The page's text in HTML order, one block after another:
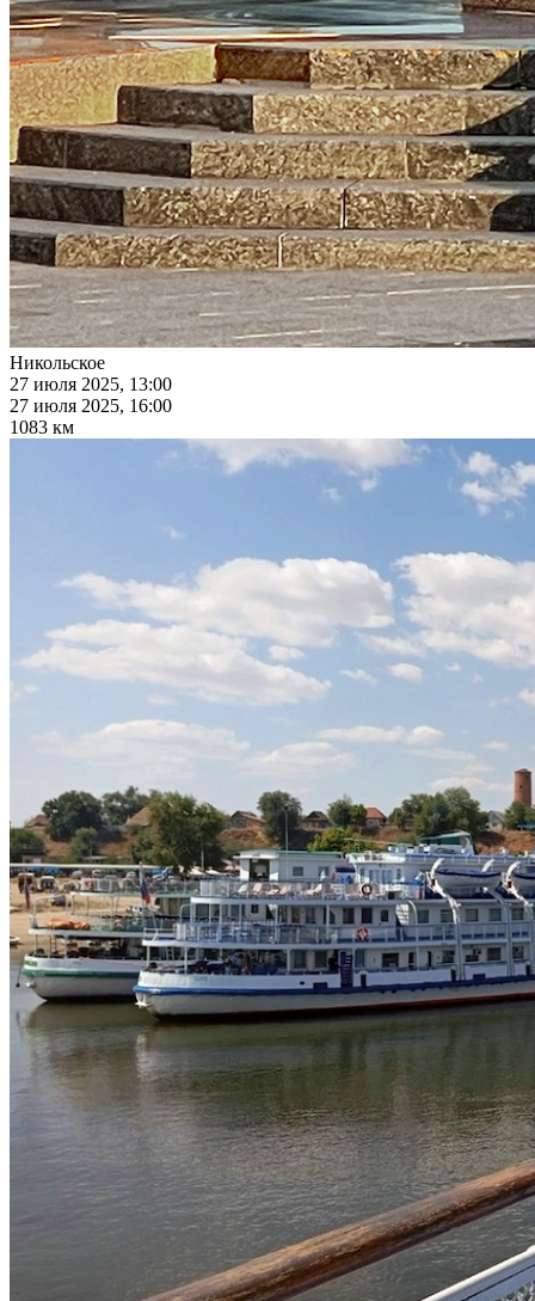
Никольское
27 июля 2025, 13:00
27 июля 2025, 16:00
1083 км